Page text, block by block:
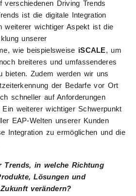
verschiedenen Driving Trends
ist die digitale Integration
weiterer wichtiger Aspekt ist die
unserer
wie beispielsweise iSCALE, um
breiteres und umfassenderes
bieten. Zudem werden wir uns
der Bedarfe vor Ort
schneller auf Anforderungen
weiterer wichtiger Schwerpunkt
EAP-Welten unserer Kunden
Integration zu ermöglichen und die
Trends, in welche Richtung
Lösungen und
verändern?